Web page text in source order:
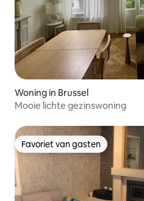
Woning in Brussel
Mooie lichte gezinswoning
Favoriet van gasten
Favoriet van gasten